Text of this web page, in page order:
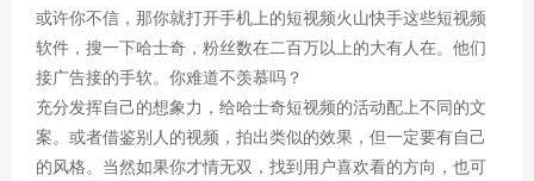
或许你不信，那你就打开手机上的短视频火山快手这些短视频
软件，搜一下哈士奇，粉丝数在二百万以上的大有人在。他们
接广告接的手软。你难道不羡慕吗？
充分发挥自己的想象力，给哈士奇短视频的活动配上不同的文
案。或者借鉴别人的视频，拍出类似的效果，但一定要有自己
的风格。当然如果你才情无双，找到用户喜欢看的方向，也可